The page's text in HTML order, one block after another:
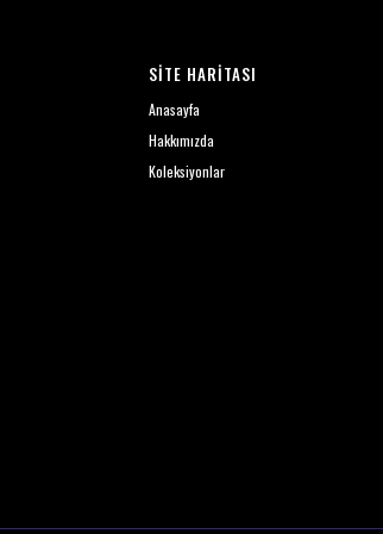
SİTE HARİTASI
Anasayfa
Hakkımızda
Koleksiyonlar